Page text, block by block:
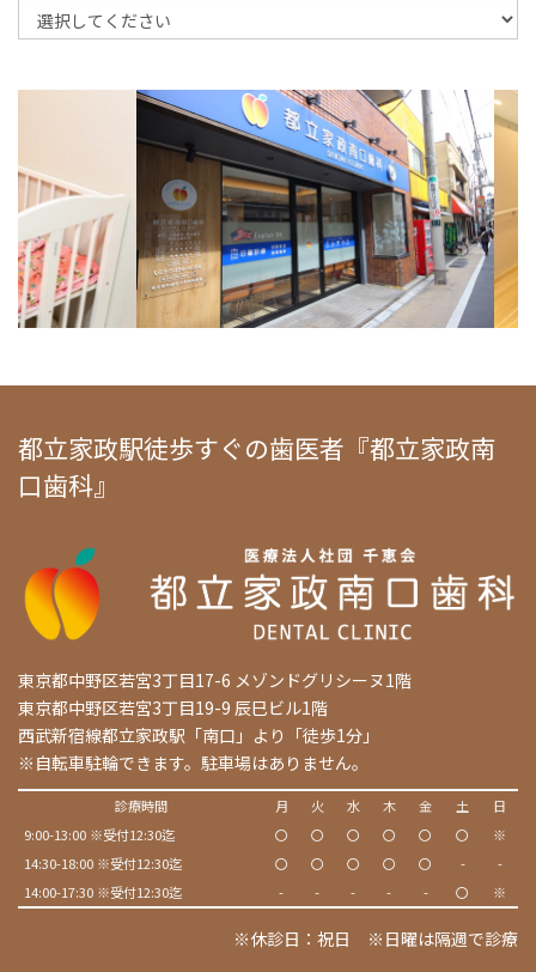
都立家政駅徒歩すぐの歯医者『都立家政南
口歯科』
東京都中野区若宮3丁目17-6 メゾンドグリシーヌ1階
東京都中野区若宮3丁目19-9 辰巳ビル1階
西武新宿線都立家政駅「南口」より「徒歩1分」
※自転車駐輪できます。駐車場はありません。
診療時間 月 火 水 木 金 土
日
9:00-13:00 ※受付12:30迄
〇 〇 〇 〇 〇 〇
※
14:30-18:00 ※受付12:30迄
〇 〇 〇 〇 〇 -
-
14:00-17:30 ※受付12:30迄
- - - - - 〇 ※
※休診日：祝日 ※日曜は隔週で診療